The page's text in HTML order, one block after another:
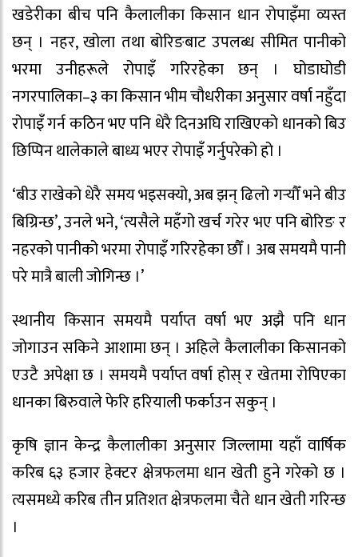
खडेरीका बीच पनि कैलालीका किसान धान रोपाइँमा व्यस्त
छन् । नहर, खोला तथा बोरिङबाट उपलब्ध सीमित पानीको
भरमा उनीहरूले रोपाइँ गरिरहेका छन् । घोडाघोडी
नगरपालिका–३ का किसान भीम चौधरीका अनुसार वर्षा नहुँदा
रोपाइँ गर्न कठिन भए पनि धेरै दिनअघि राखिएको धानको बिउ
छिप्पिन थालेकाले बाध्य भएर रोपाइँ गर्नुपरेको हो ।
‘बीउ राखेको धेरै समय भइसक्यो, अब झन् ढिलो गर्‍यौँ भने बीउ
बिग्रिन्छ’, उनले भने, ‘त्यसैले महँगो खर्च गरेर भए पनि बोरिङ र
नहरको पानीको भरमा रोपाइँ गरिरहेका छौँ । अब समयमै पानी
परे मात्रै बाली जोगिन्छ ।’
स्थानीय किसान समयमै पर्याप्त वर्षा भए अझै पनि धान
जोगाउन सकिने आशामा छन् । अहिले कैलालीका किसानको
एउटै अपेक्षा छ । समयमै पर्याप्त वर्षा होस् र खेतमा रोपिएका
धानका बिरुवाले फेरि हरियाली फर्काउन सकुन् ।
कृषि ज्ञान केन्द्र कैलालीका अनुसार जिल्लामा यहाँ वार्षिक
करिब ६३ हजार हेक्टर क्षेत्रफलमा धान खेती हुने गरेको छ ।
त्यसमध्ये करिब तीन प्रतिशत क्षेत्रफलमा चैते धान खेती गरिन्छ
।